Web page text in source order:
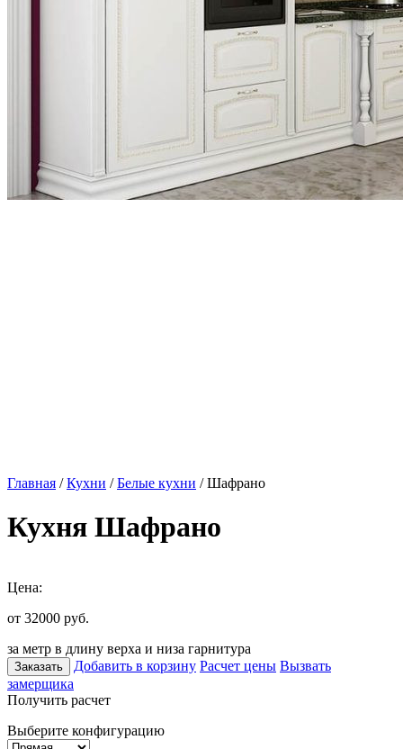
Главная /Кухни /Белые кухни / Шафрано
Кухня Шафрано
Цена:
от 32000 руб.
за метр в длину верха и низа гарнитура
Заказать Добавить в корзину Расчет цены Вызвать
замерщика
Получить расчет
Выберите конфигурацию